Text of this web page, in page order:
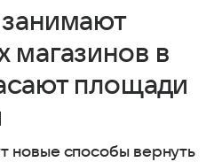
магазинов в
площади
новые способы вернуть